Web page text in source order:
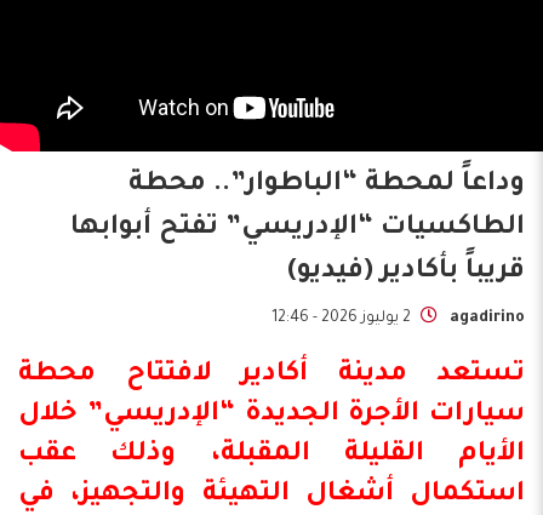
وداعاً لمحطة “الباطوار”.. محطة
الطاكسيات “الإدريسي” تفتح أبوابها
قريباً بأكادير (فيديو)
agadirino 2 يوليوز 2026 - 12:46
تستعد مدينة أكادير لافتتاح محطة
سيارات الأجرة الجديدة “الإدريسي” خلال
الأيام القليلة المقبلة، وذلك عقب
استكمال أشغال التهيئة والتجهيز، في